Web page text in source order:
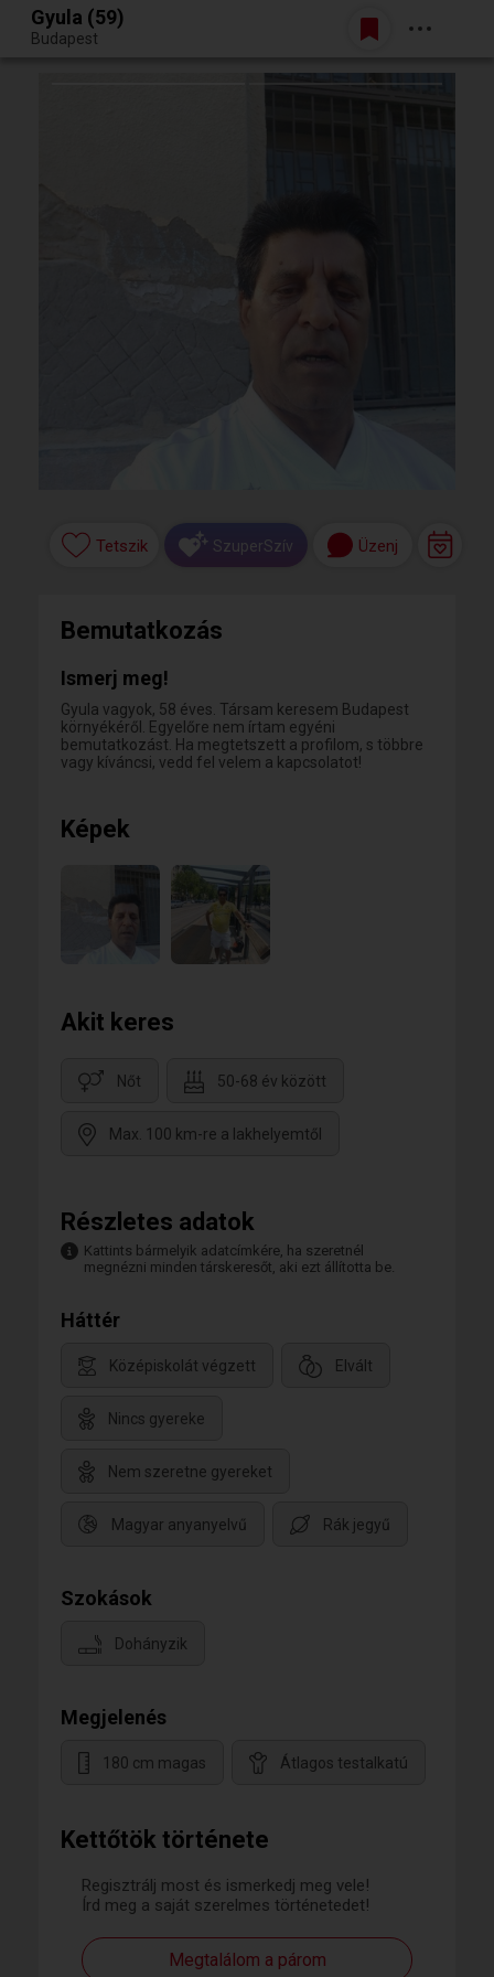
Egy jó randiból bármi lehet.
Belépés
Gyula (59)
Budapest
Kettőtök története
Regisztrálj most és ismerkedj meg vele!
Írd meg a saját szerelmes történetedet!
Megtalálom a párom
Tetszik SzuperSzív Üzenj
Bemutatkozás
Ismerj meg!
Gyula vagyok, 58 éves. Társam keresem Budapest
környékéről. Egyelőre nem írtam egyéni
bemutatkozást. Ha megtetszett a profilom, s többre
vagy kíváncsi, vedd fel velem a kapcsolatot!
Képek
Akit keres
Nőt 50-68 év között
Max. 100 km-re a lakhelyemtől
Részletes adatok
Kattints bármelyik adatcímkére, ha szeretnél
megnézni minden társkeresőt, aki ezt állította be.
Háttér
Középiskolát végzett Elvált
Nincs gyereke
Nem szeretne gyereket
Magyar anyanyelvű Rák jegyű
Szokások
Dohányzik
Megjelenés
180 cm magas Átlagos testalkatú